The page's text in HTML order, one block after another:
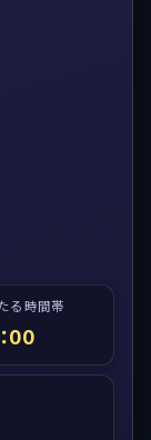
る時間帯
00